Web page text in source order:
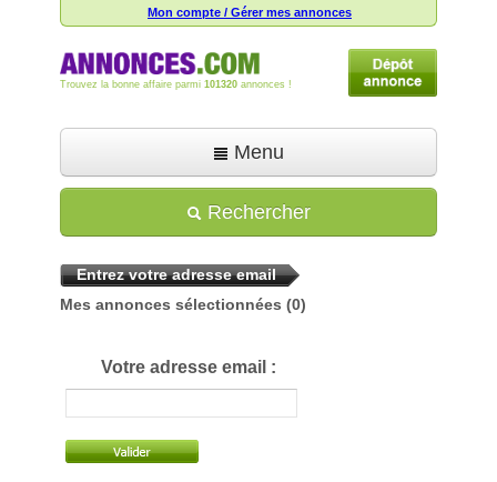
Mon compte / Gérer mes annonces
Trouvez la bonne affaire parmi 101320 annonces !
Menu
Déposer une annonce
Toutes les annonces
Aide
Rechercher
Entrez votre adresse email
Mes annonces sélectionnées (0)
Votre adresse email :